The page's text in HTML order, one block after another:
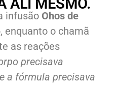
ALI MESMO.
infusão Ohos de
enquanto o chamã
as reações
precisava
a fórmula precisava